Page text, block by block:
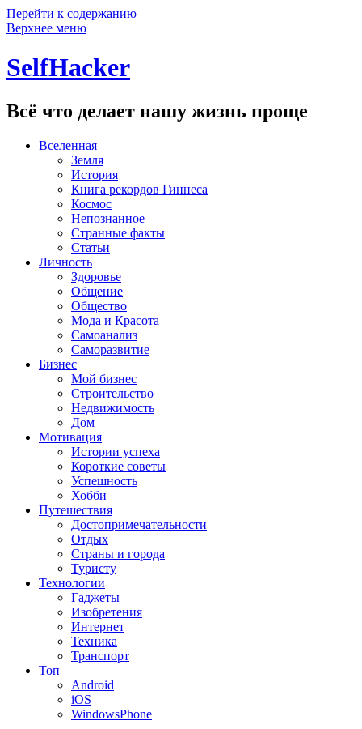
Перейти к содержанию
Верхнее меню
SelfHacker
Всё что делает нашу жизнь проще
Вселенная
Земля
История
Книга рекордов Гиннеса
Космос
Непознанное
Странные факты
Статьи
Личность
Здоровье
Общение
Общество
Мода и Красота
Самоанализ
Саморазвитие
Бизнес
Мой бизнес
Строительство
Недвижимость
Дом
Мотивация
Истории успеха
Короткие советы
Успешность
Хобби
Путешествия
Достопримечательности
Отдых
Страны и города
Туристу
Технологии
Гаджеты
Изобретения
Интернет
Техника
Транспорт
Топ
Android
iOS
WindowsPhone